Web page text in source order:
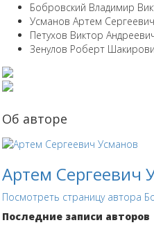
​Бобровский Владимир
Усманов Артем
Петухов Виктор
Зенулов Роберт
Об авторе
Артем Сергеевич
Посмотреть страницу автора
Последние записи авторов